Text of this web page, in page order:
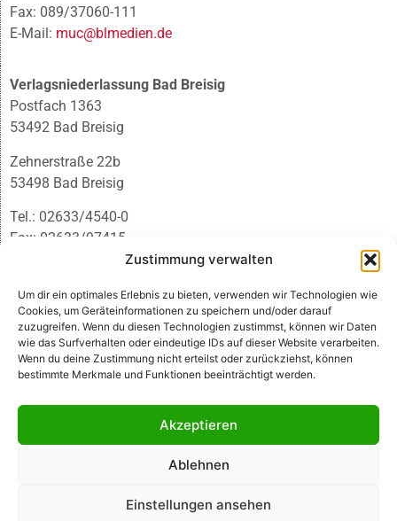
Zustimmung verwalten
Um dir ein optimales Erlebnis zu bieten, verwenden wir Technologien wie
Cookies, um Geräteinformationen zu speichern und/oder darauf
zuzugreifen. Wenn du diesen Technologien zustimmst, können wir Daten
wie das Surfverhalten oder eindeutige IDs auf dieser Website verarbeiten.
Wenn du deine Zustimmung nicht erteilst oder zurückziehst, können
bestimmte Merkmale und Funktionen beeinträchtigt werden.
Akzeptieren
Ablehnen
Einstellungen ansehen
Fax: 089/37060-111
E-Mail: muc@blmedien.de
Verlagsniederlassung Bad Breisig
Postfach 1363
53492 Bad Breisig
Zehnerstraße 22b
53498 Bad Breisig
Tel.: 02633/4540-0
Fax: 02633/97415
infobb@blmedien.de